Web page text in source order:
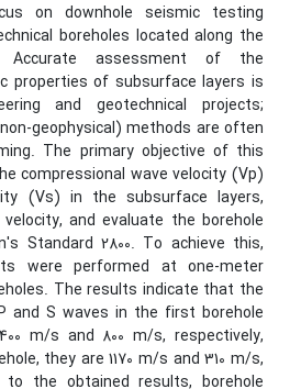
on downhole seismic testing
boreholes located along the
Accurate assessment of the
properties of subsurface layers is
and geotechnical projects;
geophysical) methods are often
The primary objective of this
compressional wave velocity (Vp)
(Vs) in the subsurface layers,
and evaluate the borehole
Standard 2800. To achieve this,
were performed at one-meter
The results indicate that the
and S waves in the first borehole
m/s and 800 m/s, respectively,
they are 1170 m/s and 310 m/s,
to the obtained results, borehole